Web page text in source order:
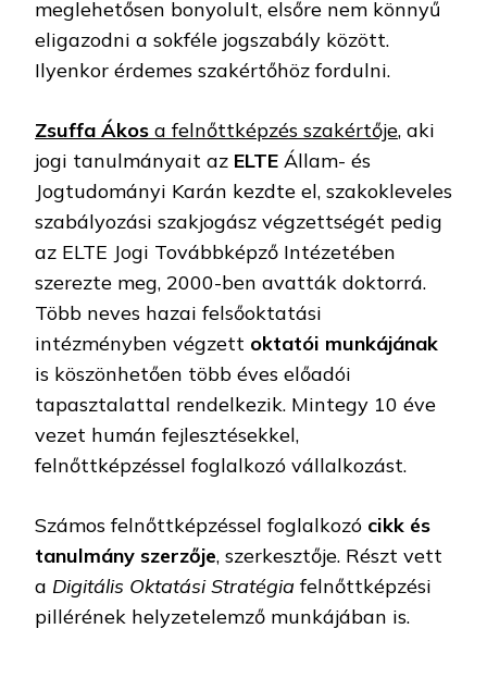
meglehetősen bonyolult, elsőre nem könnyű
eligazodni a sokféle jogszabály között.
Ilyenkor érdemes szakértőhöz fordulni.
Zsuffa Ákos a felnőttképzés szakértője, aki
jogi tanulmányait az ELTE Állam- és
Jogtudományi Karán kezdte el, szakokleveles
szabályozási szakjogász végzettségét pedig
az ELTE Jogi Továbbképző Intézetében
szerezte meg, 2000-ben avatták doktorrá.
Több neves hazai felsőoktatási
intézményben végzett oktatói munkájának
is köszönhetően több éves előadói
tapasztalattal rendelkezik. Mintegy 10 éve
vezet humán fejlesztésekkel,
felnőttképzéssel foglalkozó vállalkozást.
Számos felnőttképzéssel foglalkozó cikk és
tanulmány szerzője, szerkesztője. Részt vett
a Digitális Oktatási Stratégiafelnőttképzési
pillérének helyzetelemző munkájában is.